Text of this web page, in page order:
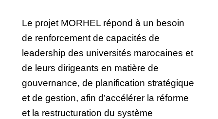
Le projet MORHEL répond à un besoin
de renforcement de capacités de
leadership des universités marocaines et
de leurs dirigeants en matière de
gouvernance, de planification stratégique
et de gestion, afin d’accélérer la réforme
et la restructuration du système